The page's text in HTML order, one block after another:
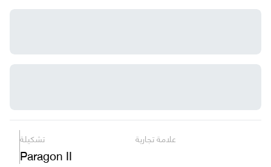
تشكيلة
Paragon II
علامة تجارية